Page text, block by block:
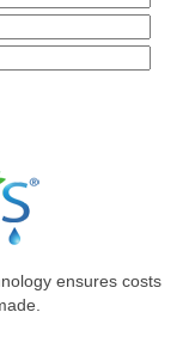
ensures costs